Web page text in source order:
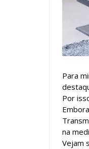
Para
Por
na
Vejam